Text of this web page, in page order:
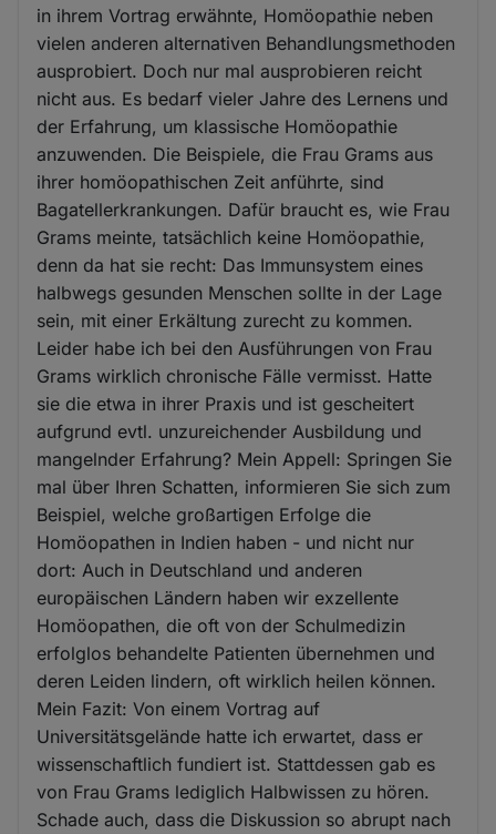
in ihrem Vortrag erwähnte, Homöopathie neben
vielen anderen alternativen Behandlungsmethoden
ausprobiert. Doch nur mal ausprobieren reicht
nicht aus. Es bedarf vieler Jahre des Lernens und
der Erfahrung, um klassische Homöopathie
anzuwenden. Die Beispiele, die Frau Grams aus
ihrer homöopathischen Zeit anführte, sind
Bagatellerkrankungen. Dafür braucht es, wie Frau
Grams meinte, tatsächlich keine Homöopathie,
denn da hat sie recht: Das Immunsystem eines
halbwegs gesunden Menschen sollte in der Lage
sein, mit einer Erkältung zurecht zu kommen.
Leider habe ich bei den Ausführungen von Frau
Grams wirklich chronische Fälle vermisst. Hatte
sie die etwa in ihrer Praxis und ist gescheitert
aufgrund evtl. unzureichender Ausbildung und
mangelnder Erfahrung? Mein Appell: Springen Sie
mal über Ihren Schatten, informieren Sie sich zum
Beispiel, welche großartigen Erfolge die
Homöopathen in Indien haben - und nicht nur
dort: Auch in Deutschland und anderen
europäischen Ländern haben wir exzellente
Homöopathen, die oft von der Schulmedizin
erfolglos behandelte Patienten übernehmen und
deren Leiden lindern, oft wirklich heilen können.
Mein Fazit: Von einem Vortrag auf
Universitätsgelände hatte ich erwartet, dass er
wissenschaftlich fundiert ist. Stattdessen gab es
von Frau Grams lediglich Halbwissen zu hören.
Schade auch, dass die Diskussion so abrupt nach